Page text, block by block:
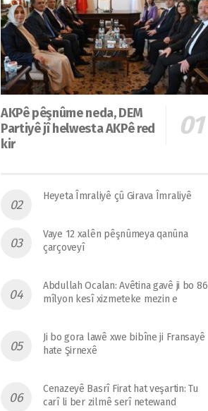
AKPê pêşnûme neda, DEM
Partiyê jî helwesta AKPê red
kir
Heyeta Îmraliyê çû Girava Îmraliyê
Vaye 12 xalên pêşnûmeya qanûna
çarçoveyî
Abdullah Ocalan: Avêtina gavê ji bo 86
mîlyon kesî xizmeteke mezin e
Ji bo gora lawê xwe bibîne ji Fransayê
hate Şirnexê
Cenazeyê Basrî Firat hat veşartin: Tu
carî li ber zilmê serî netewand